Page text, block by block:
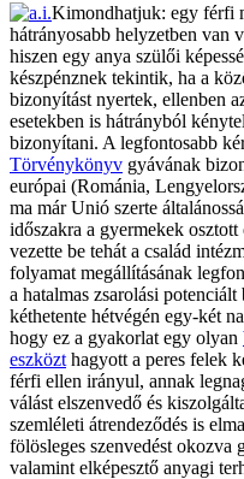
Kimondhatjuk: egy férfi
hátrányosabb helyzetben van
hiszen egy anya szülői
készpénznek tekintik, ha a
bizonyítást nyertek, ellenben
esetekben is hátrányból
bizonyítani. A legfontosabb
Törvénykönyv gyávának
európai (Románia,
ma már Unió szerte
időszakra a gyermekek
vezette be tehát a család
folyamat megállításának
a hatalmas zsarolási
kéthetente hétvégén egy-két
hogy ez a gyakorlat egy olyan
eszközt hagyott a peres felek
férfi ellen irányul, annak
válást elszenvedő és
szemléleti átrendeződés is
fölösleges szenvedést okozva
valamint elképesztő anyagi